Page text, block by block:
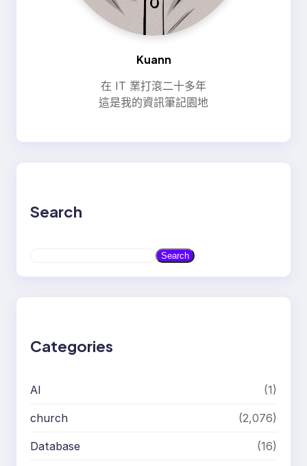
Kuann
在 IT 業打滾二十多年
這是我的資訊筆記園地
Search
Search
Categories
AI (1)
church (2,076)
Database (16)